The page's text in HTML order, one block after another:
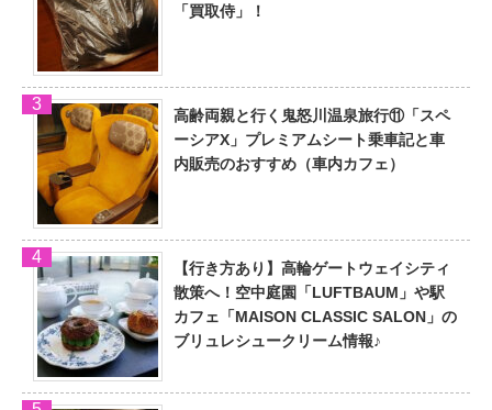
「買取侍」！
高齢両親と行く鬼怒川温泉旅行⑪「スペ
ーシアX」プレミアムシート乗車記と車
内販売のおすすめ（車内カフェ）
【行き方あり】高輪ゲートウェイシティ
散策へ！空中庭園「LUFTBAUM」や駅
カフェ「MAISON CLASSIC SALON」の
ブリュレシュークリーム情報♪